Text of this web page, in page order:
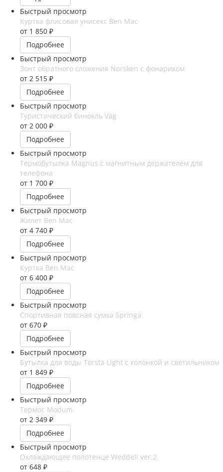
Быстрый просмотр
Куртка флисовая унисекс Ben Mac
от 1 850 ₽
Подробнее
Быстрый просмотр
Зонт обратного сложения Norsken с фонариком
от 2 515 ₽
Подробнее
Быстрый просмотр
Туристический бинокль Vag
от 2 000 ₽
Подробнее
Быстрый просмотр
Термобутылка Magnus с магнитным держателем для
телефона
от 1 700 ₽
Подробнее
Быстрый просмотр
Жилет Ben Mac
от 4 740 ₽
Подробнее
Быстрый просмотр
Куртка Ben Mac
от 6 400 ₽
Подробнее
Быстрый просмотр
Спортивная поясная сумка Springa
от 670 ₽
Подробнее
Быстрый просмотр
Бутылка для воды Torsta Light с колонкой и светильником
от 1 849 ₽
Подробнее
Быстрый просмотр
Термос Modum
от 2 349 ₽
Подробнее
Быстрый просмотр
Охлаждающее полотенце Weddell ver.2
от 648 ₽